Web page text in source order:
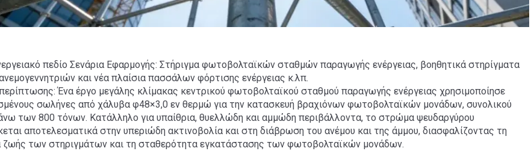
πεδίο Σενάρια Εφαρμογής: Στήριγμα φωτοβολταϊκών σταθμών παραγωγής ενέργειας, βοηθητικά στηρίγματα
και νέα πλαίσια πασσάλων φόρτισης ενέργειας κ.λπ.
Ένα έργο μεγάλης κλίμακας κεντρικού φωτοβολταϊκού σταθμού παραγωγής ενέργειας χρησιμοποίησε
σωλήνες από χάλυβα φ48×3,0 εν θερμώ για την κατασκευή βραχιόνων φωτοβολταϊκών μονάδων, συνολικού
των 800 τόνων. Κατάλληλο για υπαίθρια, θυελλώδη και αμμώδη περιβάλλοντα, το στρώμα ψευδαργύρου
αποτελεσματικά στην υπεριώδη ακτινοβολία και στη διάβρωση του ανέμου και της άμμου, διασφαλίζοντας τη
ζωής των στηριγμάτων και τη σταθερότητα εγκατάστασης των φωτοβολταϊκών μονάδων.